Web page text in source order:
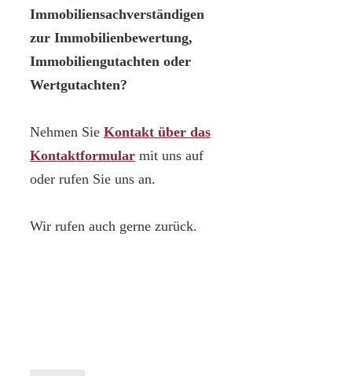
Immobiliensachverständigen
zur Immobilienbewertung,
Immobiliengutachten oder
Wertgutachten?
Nehmen Sie Kontakt über das
Kontaktformular mit uns auf
oder rufen Sie uns an.
Wir rufen auch gerne zurück.